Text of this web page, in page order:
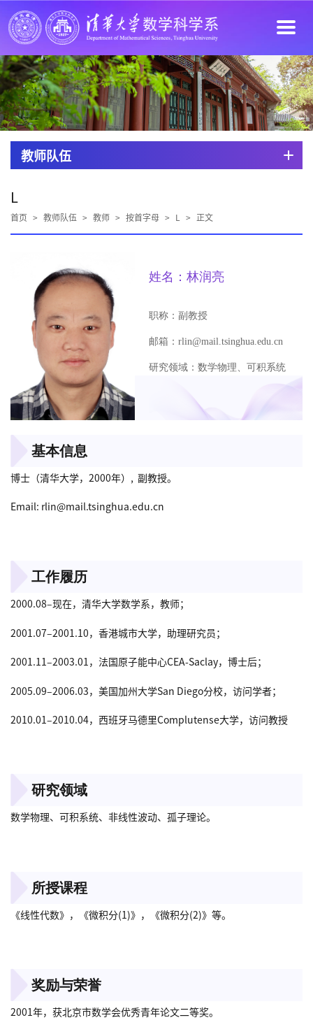
教师队伍
L
首页 > 教师队伍 > 教师 > 按首字母 > L > 正文
姓名：林润亮
职称：副教授
邮箱：rlin@mail.tsinghua.edu.cn
研究领域：数学物理、可积系统
基本信息
博士（清华大学，2000年）, 副教授。
Email: rlin@mail.tsinghua.edu.cn
工作履历
2000.08–现在，清华大学数学系，教师；
2001.07–2001.10，香港城市大学，助理研究员；
2001.11–2003.01，法国原子能中心CEA-Saclay，博士后；
2005.09–2006.03，美国加州大学San Diego分校，访问学者；
2010.01–2010.04，西班牙马德里Complutense大学，访问教授
研究领域
数学物理、可积系统、非线性波动、孤子理论。
所授课程
《线性代数》，《微积分(1)》，《微积分(2)》等。
奖励与荣誉
2001年，获北京市数学会优秀青年论文二等奖。